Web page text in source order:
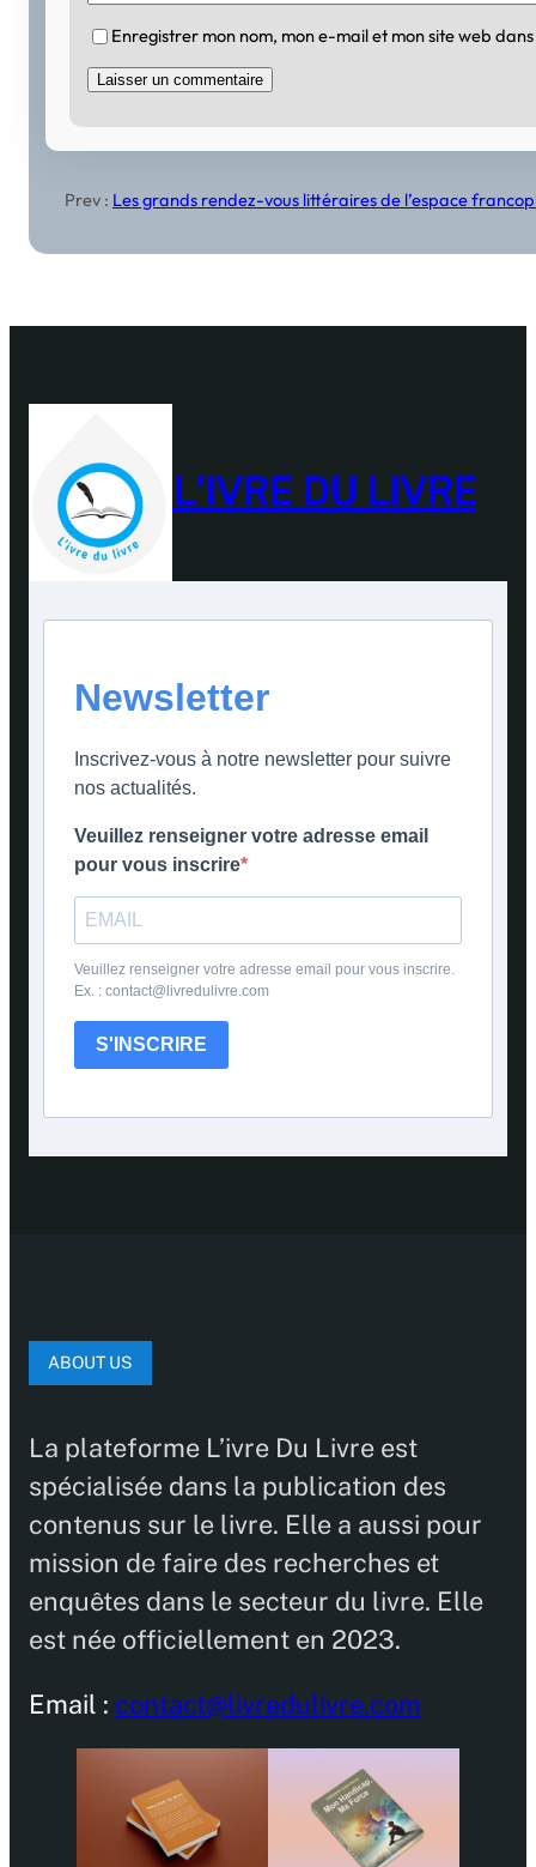
Enregistrer mon nom, mon e-mail et mon site web
Prev : Les grands rendez-vous littéraires de l’espace
L'IVRE DU LIVRE
Newsletter
Inscrivez-vous à notre newsletter pour suivre
nos actualités.
Veuillez renseigner votre adresse email
pour vous inscrire
Veuillez renseigner votre adresse email pour vous inscrire.
Ex. : contact@livredulivre.com
S'INSCRIRE
ABOUT US
La plateforme L’ivre Du Livre est
spécialisée dans la publication des
contenus sur le livre. Elle a aussi pour
mission de faire des recherches et
enquêtes dans le secteur du livre. Elle
est née officiellement en 2023.
Email : contact@livredulivre.com